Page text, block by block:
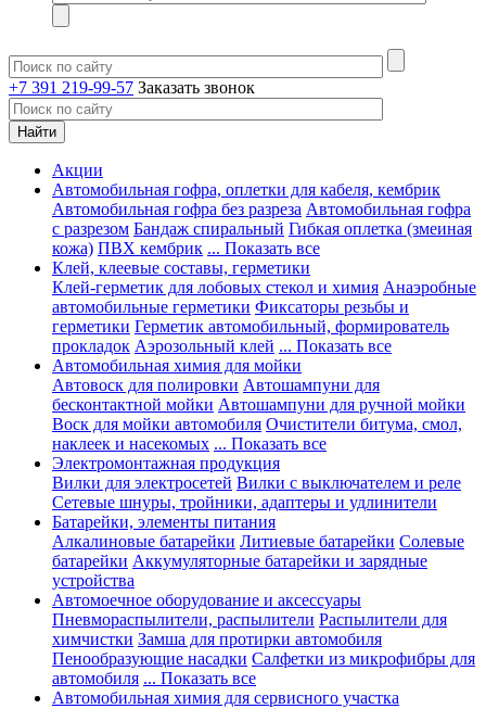
+7 391 219-99-57 Заказать звонок
Акции
Автомобильная гофра, оплетки для кабеля, кембрик
Автомобильная гофра без разреза Автомобильная гофра
с разрезом Бандаж спиральный Гибкая оплетка (змеиная
кожа) ПВХ кембрик ... Показать все
Клей, клеевые составы, герметики
Клей-герметик для лобовых стекол и химия Анаэробные
автомобильные герметики Фиксаторы резьбы и
герметики Герметик автомобильный, формирователь
прокладок Аэрозольный клей ... Показать все
Автомобильная химия для мойки
Автовоск для полировки Автошампуни для
бесконтактной мойки Автошампуни для ручной мойки
Воск для мойки автомобиля Очистители битума, смол,
наклеек и насекомых ... Показать все
Электромонтажная продукция
Вилки для электросетей Вилки с выключателем и реле
Сетевые шнуры, тройники, адаптеры и удлинители
Батарейки, элементы питания
Алкалиновые батарейки Литиевые батарейки Солевые
батарейки Аккумуляторные батарейки и зарядные
устройства
Автомоечное оборудование и аксессуары
Пневмораспылители, распылители Распылители для
химчистки Замша для протирки автомобиля
Пенообразующие насадки Салфетки из микрофибры для
автомобиля ... Показать все
Автомобильная химия для сервисного участка